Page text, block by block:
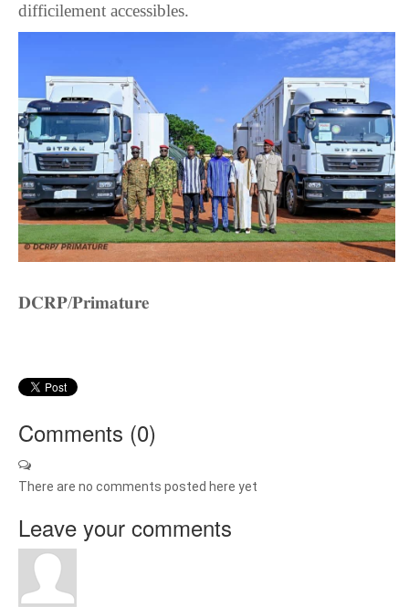
difficilement accessibles.
‎𝐃𝐂𝐑𝐏/𝐏𝐫𝐢𝐦𝐚𝐭𝐮𝐫𝐞
Comments (0)
There are no comments posted here yet
Leave your comments